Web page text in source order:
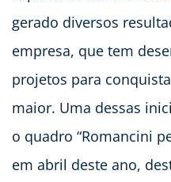
gerado diversos
empresa, que tem
projetos para
maior. Uma dessas
o quadro “Romancini
em abril deste ano,